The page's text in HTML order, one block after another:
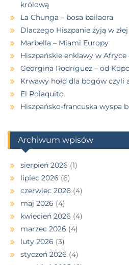
królową
La Chunga – bosa bailaora
Dlaczego Hiszpanie żyją w
Marbella – Miami Europy
Hiszpańskie enklawy w Afryce
Georgina Rodríguez – od
Krwawy hołd dla bogów czyli
El Polaquito
Hiszpańsko-francuska wyspa
Archiwum wpisów
sierpień 2026 (1)
lipiec 2026 (6)
czerwiec 2026 (4)
maj 2026 (4)
kwiecień 2026 (4)
marzec 2026 (4)
luty 2026 (3)
styczeń 2026 (4)